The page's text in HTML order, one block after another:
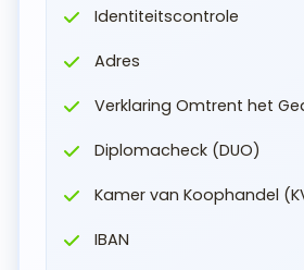
Identiteitscontrole
Adres
Verklaring Omtrent het
Diplomacheck (DUO)
Kamer van Koophandel
IBAN